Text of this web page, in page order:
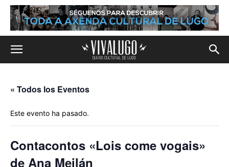
« Todos los Eventos
Este evento ha pasado.
Contacontos «Lois come vogais»
de Ana Meilán